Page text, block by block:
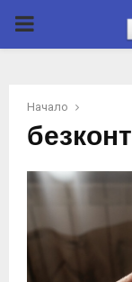
P
M
R
Начало